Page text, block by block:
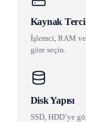
Kaynak
İşlemci, RAM
göre seçin.
Disk Yapısı
SSD, HDD’ye